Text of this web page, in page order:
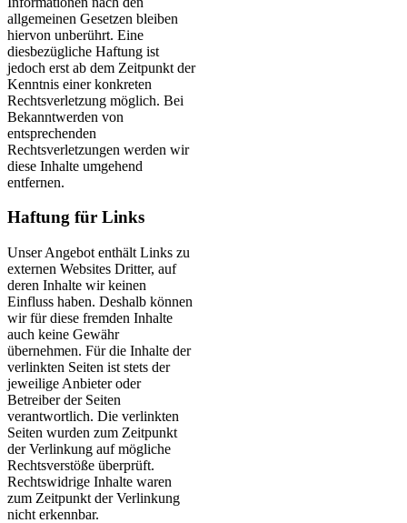
allgemeinen Gesetzen bleiben
hiervon unberührt. Eine
diesbezügliche Haftung ist
jedoch erst ab dem Zeitpunkt der
Kenntnis einer konkreten
Rechtsverletzung möglich. Bei
Bekanntwerden von
entsprechenden
Rechtsverletzungen werden wir
diese Inhalte umgehend
entfernen.
Haftung für Links
Unser Angebot enthält Links zu
externen Websites Dritter, auf
deren Inhalte wir keinen
Einfluss haben. Deshalb können
wir für diese fremden Inhalte
auch keine Gewähr
übernehmen. Für die Inhalte der
verlinkten Seiten ist stets der
jeweilige Anbieter oder
Betreiber der Seiten
verantwortlich. Die verlinkten
Seiten wurden zum Zeitpunkt
der Verlinkung auf mögliche
Rechtsverstöße überprüft.
Rechtswidrige Inhalte waren
zum Zeitpunkt der Verlinkung
nicht erkennbar.